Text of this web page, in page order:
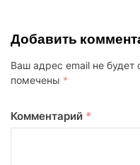
Добавить
Ваш адрес email не будет
помечены *
Комментарий *